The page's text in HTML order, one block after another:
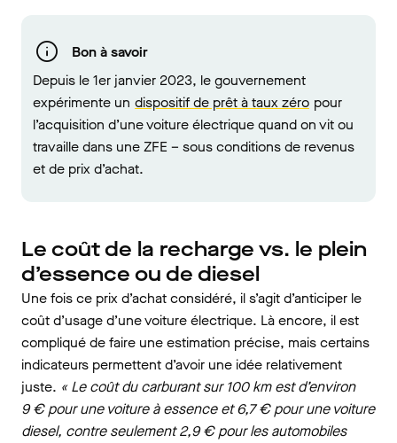
Bon à savoir
Depuis le 1er janvier 2023, le gouvernement
expérimente un dispositif de prêt à taux zéro pour
l’acquisition d’une voiture électrique quand on vit ou
travaille dans une ZFE – sous conditions de revenus
et de prix d’achat.
Le coût de la recharge vs. le plein
d’essence ou de diesel
Une fois ce prix d’achat considéré, il s’agit d’anticiper le
coût d’usage d’une voiture électrique. Là encore, il est
compliqué de faire une estimation précise, mais certains
indicateurs permettent d’avoir une idée relativement
juste. « Le coût du carburant sur 100 km est d’environ
9 € pour une voiture à essence et 6,7 € pour une voiture
diesel, contre seulement 2,9 € pour les automobiles